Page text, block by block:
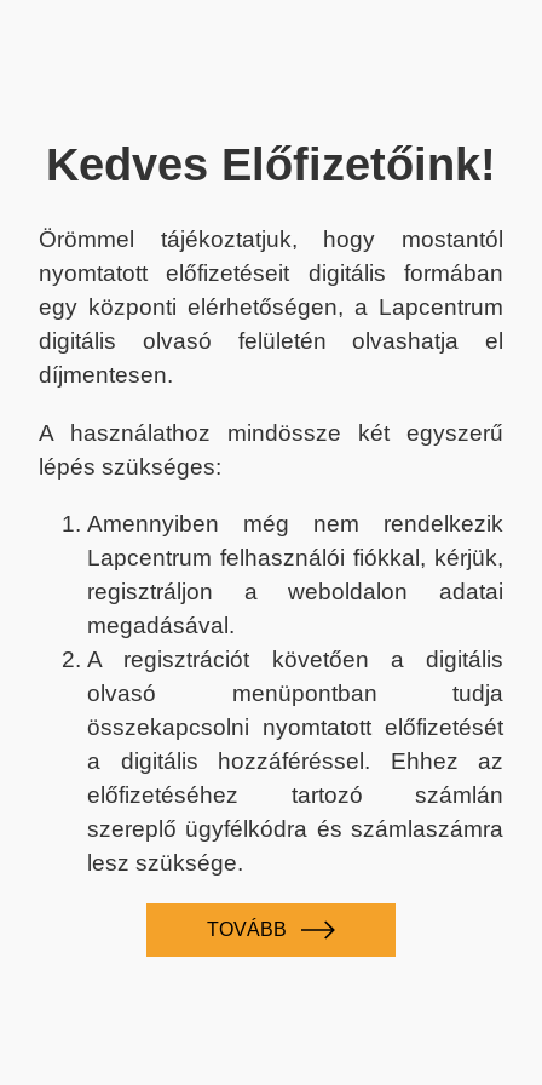
Kedves Előfizetőink!
Örömmel tájékoztatjuk, hogy mostantól
nyomtatott előfizetéseit digitális formában
egy központi elérhetőségen, a Lapcentrum
digitális olvasó felületén olvashatja el
díjmentesen.
A használathoz mindössze két egyszerű
lépés szükséges:
Amennyiben még nem rendelkezik
Lapcentrum felhasználói fiókkal, kérjük,
regisztráljon a weboldalon adatai
megadásával.
A regisztrációt követően a digitális
olvasó menüpontban tudja
összekapcsolni nyomtatott előfizetését
a digitális hozzáféréssel. Ehhez az
előfizetéséhez tartozó számlán
szereplő ügyfélkódra és számlaszámra
lesz szüksége.
TOVÁBB